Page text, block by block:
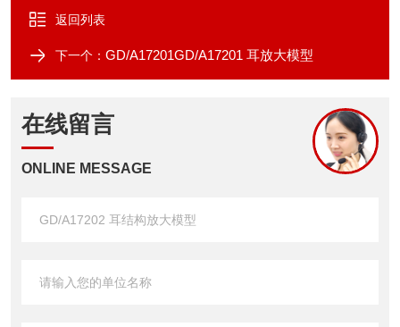
返回列表
下一个： GD/A17201GD/A17201 耳放大模型
在线留言
ONLINE MESSAGE